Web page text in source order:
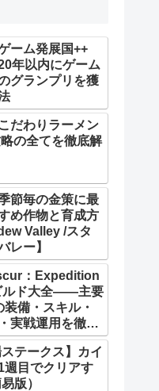
ゲーム発展国++
年以内にゲーム
グランプリを獲
だわりラーメン
の全てを徹底解
節毎の金策に最
め作物と育成方
Valley /スタ
レー】
：Expedition
ルド大全――主要
備・スキル・
実戦運用を徹底
ールオブスキュ
スペディション
】
ステークス】カイ
週目でクリアす
版）